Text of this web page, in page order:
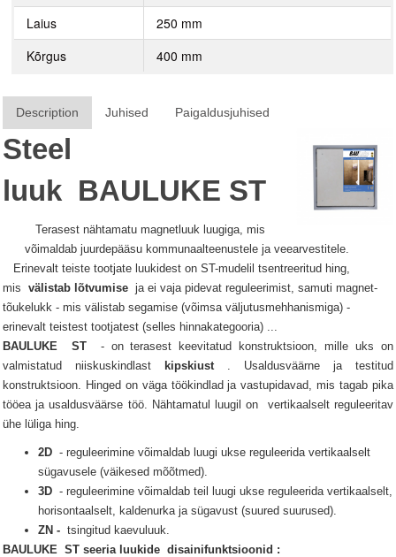
Laius
250 mm
Kõrgus
400 mm
Description Juhised Paigaldusjuhised
Steel
luuk BAULUKE ST
Terasest nähtamatu magnetluuk luugiga, mis
võimaldab juurdepääsu kommunaalteenustele ja veearvestitele.
Erinevalt teiste tootjate luukidest on ST-mudelil tsentreeritud hing,
mis välistab lõtvumise ja ei vaja pidevat reguleerimist, samuti magnet-
tõukelukk - mis välistab segamise (võimsa väljutusmehhanismiga) -
erinevalt teistest tootjatest (selles hinnakategooria) ...
BAULUKE
ST- on terasest keevitatud konstruktsioon, mille uks on
valmistatud niiskuskindlast
kipskiust. Usaldusväärne ja testitud
konstruktsioon. Hinged on väga töökindlad ja vastupidavad, mis tagab pika
tööea ja usaldusväärse töö. Nähtamatul luugilon vertikaalselt reguleeritav
ühe lüliga hing.
2D - reguleerimine võimaldab luugi ukse reguleerida vertikaalselt
sügavusele (väikesed mõõtmed).
3D - reguleerimine võimaldab teil luugi ukse reguleerida vertikaalselt,
horisontaalselt, kaldenurka ja sügavust (suured suurused).
ZN - tsingitud kaevuluuk.
BAULUKE ST seeria luukide disainifunktsioonid :